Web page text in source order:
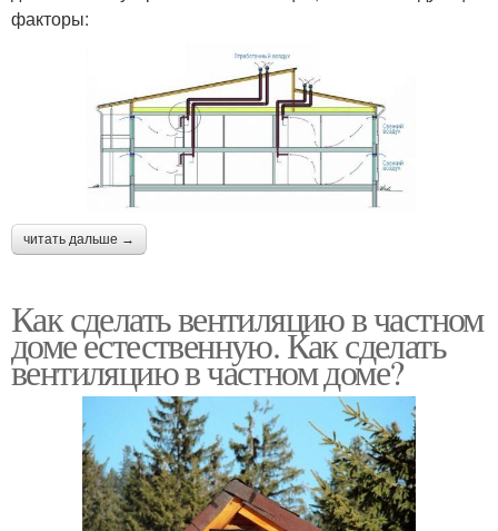
факторы:
читать дальше →
Как сделать вентиляцию в частном
доме естественную. Как сделать
вентиляцию в частном доме?